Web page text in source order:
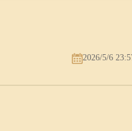
2026/5/6